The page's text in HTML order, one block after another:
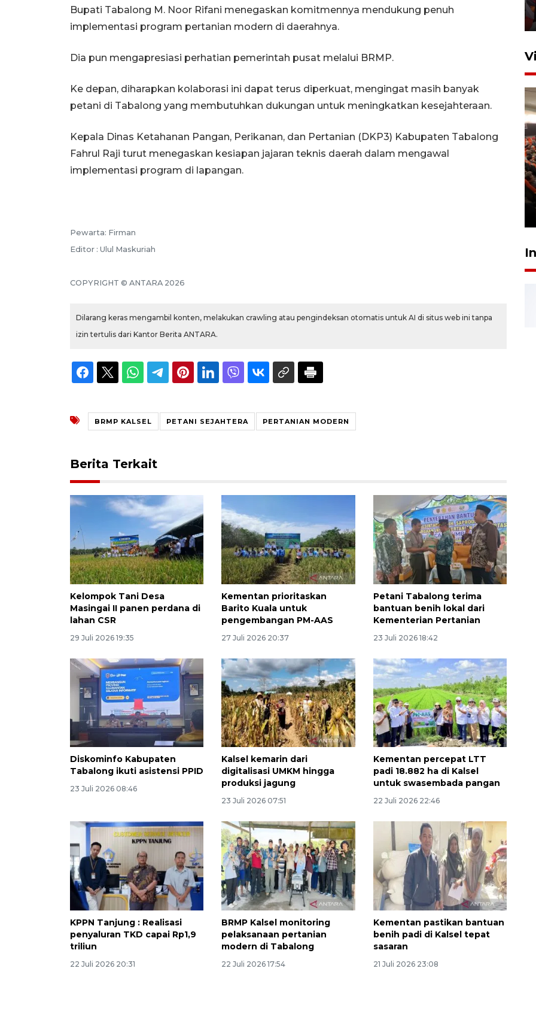
Bupati Tabalong M. Noor Rifani menegaskan komitmennya mendukung penuh
implementasi program pertanian modern di daerahnya.
Dia pun mengapresiasi perhatian pemerintah pusat melalui BRMP.
Ke depan, diharapkan kolaborasi ini dapat terus diperkuat, mengingat masih banyak
petani di Tabalong yang membutuhkan dukungan untuk meningkatkan kesejahteraan.
Kepala Dinas Ketahanan Pangan, Perikanan, dan Pertanian (DKP3) Kabupaten Tabalong
Fahrul Raji turut menegaskan kesiapan jajaran teknis daerah dalam mengawal
implementasi program di lapangan.
Pewarta: Firman
Editor : Ulul Maskuriah
COPYRIGHT © ANTARA 2026
Dilarang keras mengambil konten, melakukan crawling atau pengindeksan otomatis untuk AI di situs web ini tanpa
izin tertulis dari Kantor Berita ANTARA.
BRMP KALSEL PETANI SEJAHTERA PERTANIAN MODERN
Berita Terkait
Kelompok Tani Desa
Masingai II panen perdana di
lahan CSR
29 Juli 2026 19:35
Kementan prioritaskan
Barito Kuala untuk
pengembangan PM-AAS
27 Juli 2026 20:37
Petani Tabalong terima
bantuan benih lokal dari
Kementerian Pertanian
23 Juli 2026 18:42
Diskominfo Kabupaten
Tabalong ikuti asistensi PPID
23 Juli 2026 08:46
Kalsel kemarin dari
digitalisasi UMKM hingga
produksi jagung
23 Juli 2026 07:51
Kementan percepat LTT
padi 18.882 ha di Kalsel
untuk swasembada pangan
22 Juli 2026 22:46
KPPN Tanjung : Realisasi
penyaluran TKD capai Rp1,9
triliun
22 Juli 2026 20:31
BRMP Kalsel monitoring
pelaksanaan pertanian
modern di Tabalong
22 Juli 2026 17:54
Kementan pastikan bantuan
benih padi di Kalsel tepat
sasaran
21 Juli 2026 23:08
23 Juli 2026 21:36
Feature - Kalsel Merangkul
160 ribu sambungan baru
jaringan gas 2026